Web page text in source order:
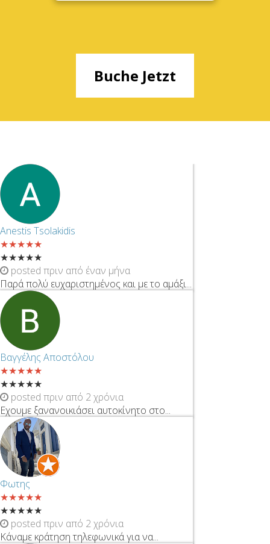
Buche Jetzt
Anestis Tsolakidis
★★★★★
★★★★★
posted πριν από έναν μήνα
Παρά πολύ ευχαριστημένος και με το αμάξι...
Βαγγέλης Αποστόλου
★★★★★
★★★★★
posted πριν από 2 χρόνια
Εχουμε ξανανοικιάσει αυτοκίνητο στο...
Φωτης
★★★★★
★★★★★
posted πριν από 2 χρόνια
Κάναμε κράτηση τηλεφωνικά για να...